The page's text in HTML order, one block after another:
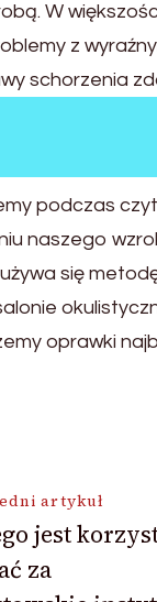
W
z
schorzenia
podczas
naszego
się
oprawki
artykuł
jest
za